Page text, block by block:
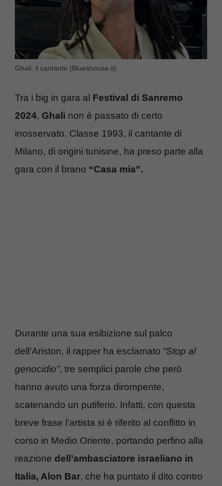
Ghali, il cantante (Blueshouse.it)
Tra i big in gara al Festival di Sanremo
2024, Ghali non è passato di certo
inosservato. Classe 1993, il cantante di
Milano, di origini tunisine, ha preso parte alla
gara con il brano “Casa mia”.
Durante una sua esibizione sul palco
dell’Ariston, il rapper ha esclamato “Stop al
genocidio”, tre semplici parole che però
hanno avuto una forza dirompente,
scatenando un putiferio. Infatti, con questa
breve frase l’artista si è riferito al conflitto in
corso in Medio Oriente, portando perfino alla
reazione dell’ambasciatore israeliano in
Italia, Alon Bar, che ha puntato il dito contro